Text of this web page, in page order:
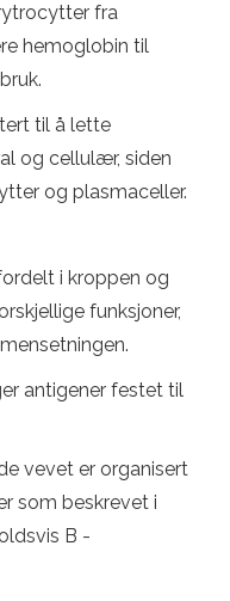
fra
hemoglobin til
til å lette
og cellulær, siden
og plasmaceller.
i kroppen og
funksjoner,
antigener festet til
vevet er organisert
som beskrevet i
B -